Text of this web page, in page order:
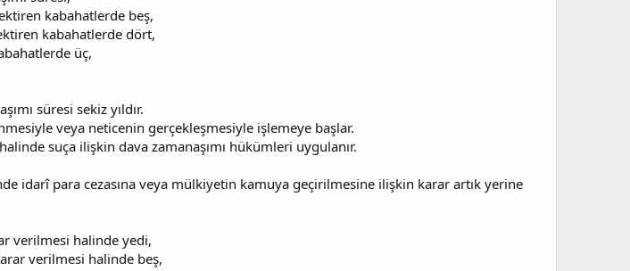
kabahatlerde beş,
kabahatlerde dört,
üç,
süresi sekiz yıldır.
veya neticenin gerçekleşmesiyle işlemeye başlar.
suça ilişkin dava zamanaşımı hükümleri uygulanır.
idarî para cezasına veya mülkiyetin kamuya geçirilmesine ilişkin karar artık yerine
verilmesi halinde yedi,
verilmesi halinde beş,